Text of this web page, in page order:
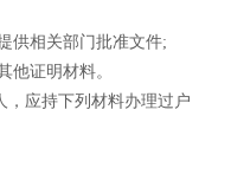
相关部门批准文件;
证明材料。
应持下列材料办理过户